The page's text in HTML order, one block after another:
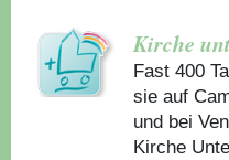
Kirche
Fast 400
sie auf
und bei
Kirche